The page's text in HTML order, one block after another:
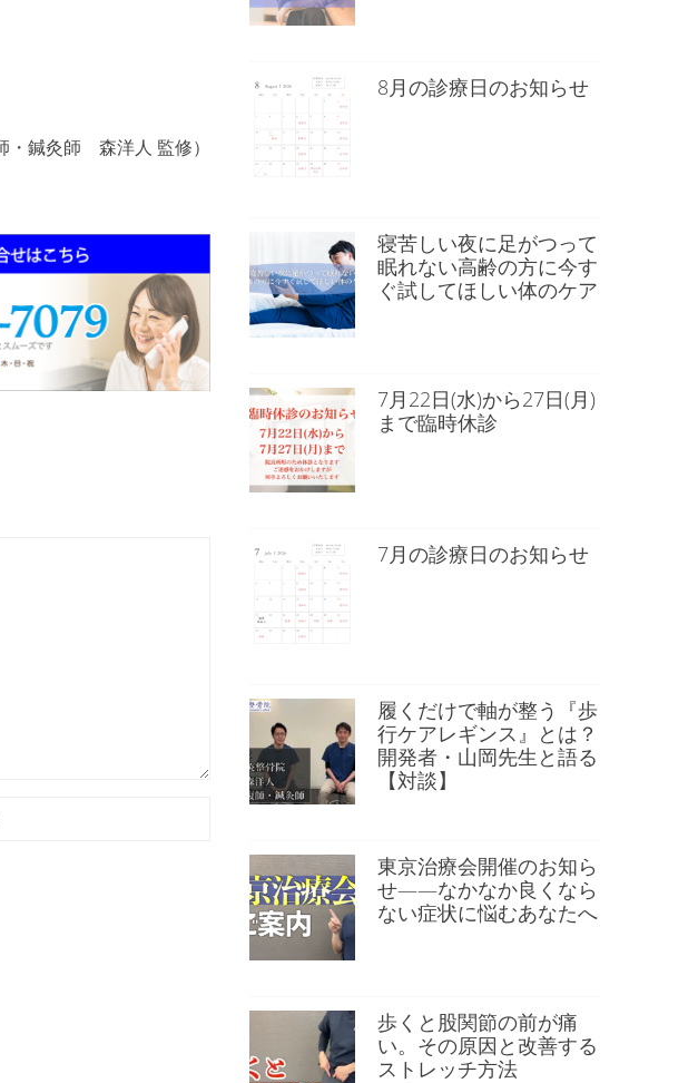
・鍼灸師 森洋人 監修）
8月の診療日のお知らせ
寝苦しい夜に足がつって
眠れない高齢の方に今す
ぐ試してほしい体のケア
7月22日(水)から27日(月)
まで臨時休診
7月の診療日のお知らせ
履くだけで軸が整う『歩
行ケアレギンス』とは？
開発者・山岡先生と語る
【対談】
東京治療会開催のお知ら
せ——なかなか良くなら
ない症状に悩むあなたへ
歩くと股関節の前が痛
い。その原因と改善する
ストレッチ方法